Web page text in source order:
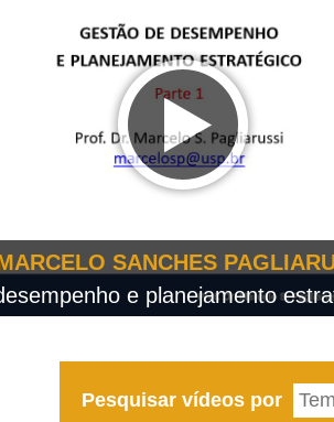
SANCHES
e planejamento
Pesquisar vídeos por